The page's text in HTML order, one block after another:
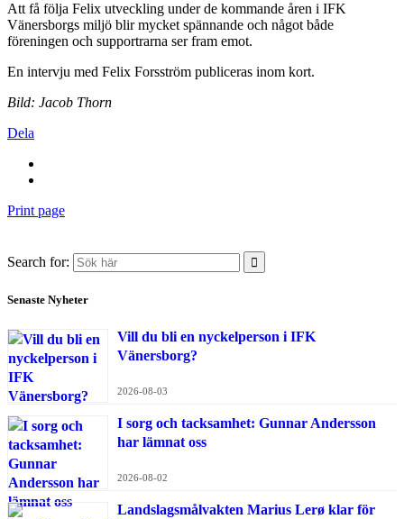
Att få följa Felix utveckling under de kommande åren i IFK
Vänersborgs miljö blir mycket spännande och något både
föreningen och supportrarna ser fram emot.
En intervju med Felix Forsström publiceras inom kort.
Bild: Jacob Thorn
Dela
Print page
Search for:
Senaste Nyheter
Vill du bli en nyckelperson i IFK
Vänersborg?
2026-08-03
I sorg och tacksamhet: Gunnar Andersson
har lämnat oss
2026-08-02
Landslagsmålvakten Marius Lerø klar för